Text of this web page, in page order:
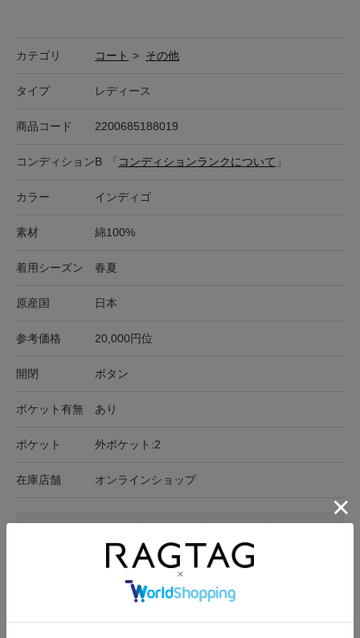
カテゴリ コート > その他
タイプ レディース
商品コード 2200685188019
コンディションB 「 コンディションランクについて 」
カラー インディゴ
素材 綿100%
着用シーズン 春夏
原産国 日本
参考価格 20,000円位
開閉 ボタン
ポケット有無 あり
ポケット 外ポケット:2
在庫店舗 オンラインショップ
70cm 80cm
サイズの測り方について